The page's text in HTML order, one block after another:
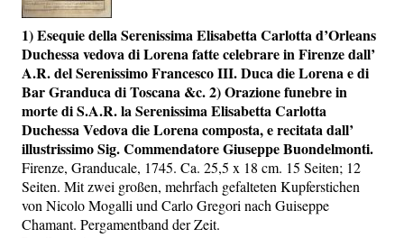
Gesamtbestand
Ankauf
Warenkorb
Über uns
Kontakt
Impressum
Versandkosten
AGB
1) Esequie della Serenissima Elisabetta Carlotta d’Orleans
Duchessa vedova di Lorena fatte celebrare in Firenze dall’
A.R. del Serenissimo Francesco III. Duca die Lorena e di
Bar Granduca di Toscana &c. 2) Orazione funebre in
morte di S.A.R. la Serenissima Elisabetta Carlotta
Duchessa Vedova die Lorena composta, e recitata dall’
illustrissimo Sig. Commendatore Giuseppe Buondelmonti.
Firenze, Granducale, 1745. Ca. 25,5 x 18 cm. 15 Seiten; 12
Seiten. Mit zwei großen, mehrfach gefalteten Kupferstichen
von Nicolo Mogalli und Carlo Gregori nach Guiseppe
Chamant. Pergamentband der Zeit.